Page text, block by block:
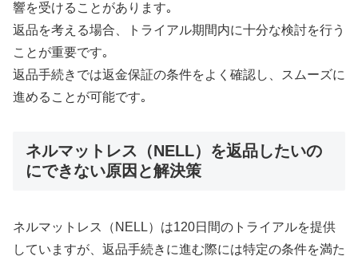
響を受けることがあります｡
返品を考える場合、トライアル期間内に十分な検討を行う
ことが重要です｡
返品手続きでは返金保証の条件をよく確認し、スムーズに
進めることが可能です｡
ネルマットレス（NELL）を返品したいの
にできない原因と解決策
ネルマットレス（NELL）は120日間のトライアルを提供
していますが、返品手続きに進む際には特定の条件を満た